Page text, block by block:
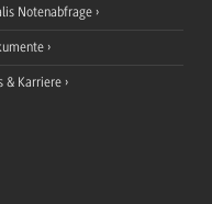
Notenabfrage
& Karriere